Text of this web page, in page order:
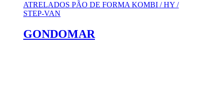
ATRELADOS PÃO DE FORMA KOMBI / HY /
STEP-VAN
GONDOMAR